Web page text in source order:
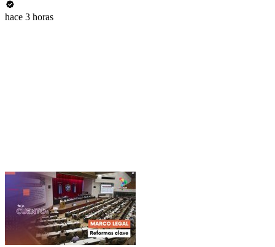
hace 3 horas